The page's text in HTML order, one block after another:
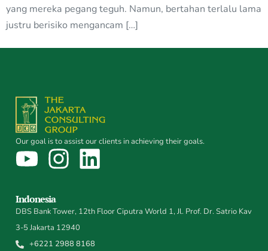
yang mereka pegang teguh. Namun, bertahan terlalu lama
justru berisiko mengancam […]
Our goal is to assist our clients in achieving their goals.
Indonesia
DBS Bank Tower, 12th Floor Ciputra World 1, Jl. Prof. Dr. Satrio Kav
3-5 Jakarta 12940
+6221 2988 8168